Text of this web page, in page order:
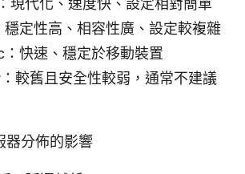
穩定性高、相容性廣、設定較複雜
快速、穩定於移動裝置
較舊且安全性較弱，通常不建議
器分佈的影響